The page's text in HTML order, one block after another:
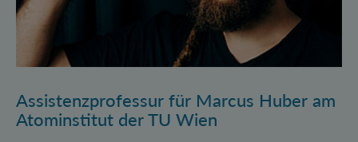
Assistenzprofessur für Marcus Huber am
Atominstitut der TU Wien